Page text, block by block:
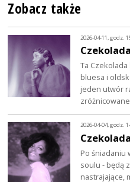
Zobacz także
2026-04-11, godz.
Ta
bluesa i
jeden utwór
2026-04-04, godz.
Po śniadaniu
soulu - będą
nastrajające,